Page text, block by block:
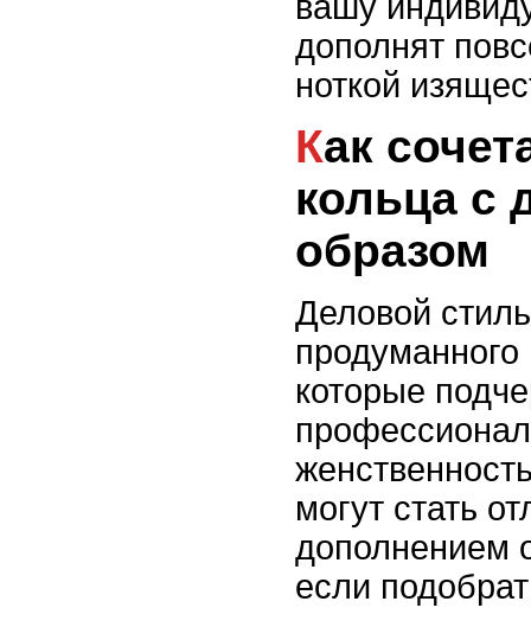
дополнят
ноткой
Как сочетать серьги-
кольца с
образом
Деловой
которые
могут стать
дополнением
если